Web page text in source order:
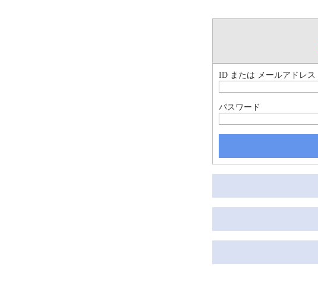
ID または メールアドレス
パスワード